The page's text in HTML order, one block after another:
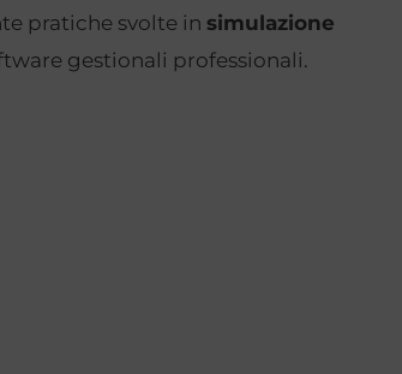
pratiche svolte in simulazione
gestionali professionali.